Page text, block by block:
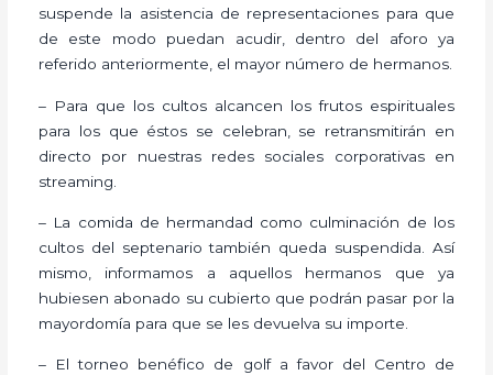
suspende la asistencia de representaciones para que
de este modo puedan acudir, dentro del aforo ya
referido anteriormente, el mayor número de hermanos.
– Para que los cultos alcancen los frutos espirituales
para los que éstos se celebran, se retransmitirán en
directo por nuestras redes sociales corporativas en
streaming.
– La comida de hermandad como culminación de los
cultos del septenario también queda suspendida. Así
mismo, informamos a aquellos hermanos que ya
hubiesen abonado su cubierto que podrán pasar por la
mayordomía para que se les devuelva su importe.
– El torneo benéfico de golf a favor del Centro de